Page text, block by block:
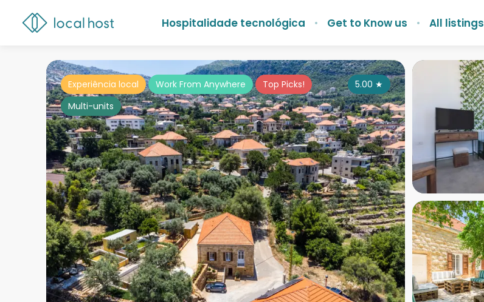
Hospitalidade tecnológica Get to Know us All listings
5.00 ★
Experiência local Work From Anywhere
Top Picks!
Multi-units